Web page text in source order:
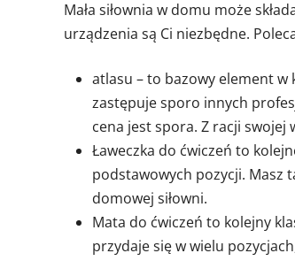
Mała siłownia w domu może
urządzenia są Ci niezbędne.
atlasu – to bazowy element w
zastępuje sporo innych
cena jest spora. Z racji swojej
Ławeczka do ćwiczeń to
podstawowych pozycji. Masz
domowej siłowni.
Mata do ćwiczeń to kolejny
przydaje się w wielu